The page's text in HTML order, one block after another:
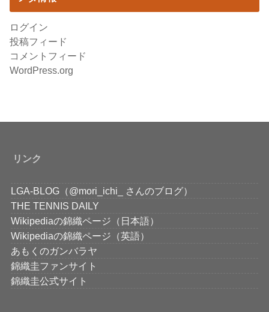
ログイン
投稿フィード
コメントフィード
WordPress.org
リンク
LGA-BLOG（@mori_ichi_ さんのブログ）
THE TENNIS DAILY
Wikipediaの錦織ページ（日本語）
Wikipediaの錦織ページ（英語）
あもくのガンバラヤ
錦織圭ファンサイト
錦織圭公式サイト